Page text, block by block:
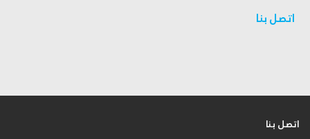
اتصل بنا
اتصل بنا